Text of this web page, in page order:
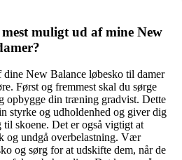
muligt ud af mine New
dine New Balance løbesko til damer
Først og fremmest skal du sørge
opbygge din træning gradvist. Dette
styrke og udholdenhed og giver dig
skoene. Det er også vigtigt at
og undgå overbelastning. Vær
og sørg for at udskifte dem, når de